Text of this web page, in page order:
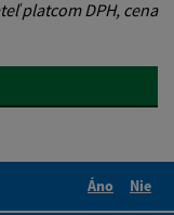
platcom DPH, cena
Áno
Nie